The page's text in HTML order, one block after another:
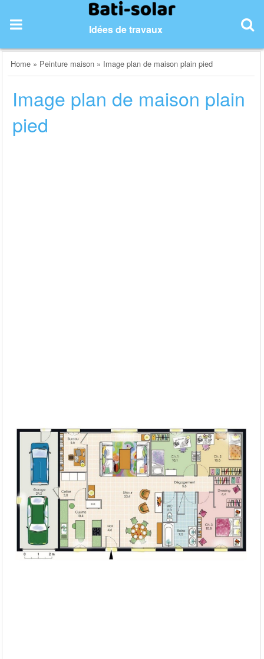
content
Idées de travaux
Home » Peinture maison » Image plan de maison plain pied
Image plan de maison plain
pied